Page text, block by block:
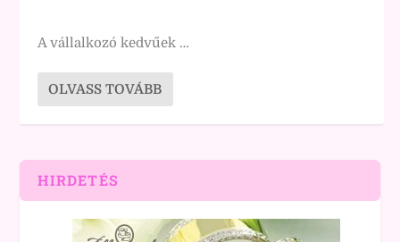
A vállalkozó kedvűek …
OLVASS TOVÁBB
HIRDETÉS